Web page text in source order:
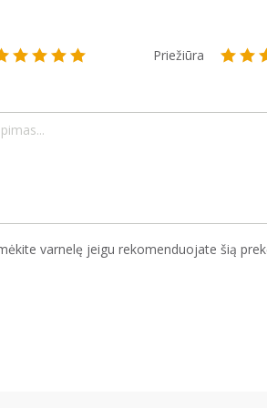
Priežiūra
varnelę jeigu rekomenduojate šią